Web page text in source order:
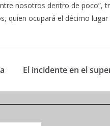
nosotros dentro de poco”,
quien ocupará el décimo
El incidente en el